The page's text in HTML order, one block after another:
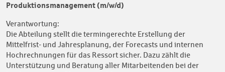
Produktionsmanagement (m/w/d)
Verantwortung:
Die Abteilung stellt die termingerechte Erstellung der
Mittelfrist- und Jahresplanung, der Forecasts und internen
Hochrechnungen für das Ressort sicher. Dazu zählt die
Unterstützung und Beratung aller Mitarbeitenden bei der